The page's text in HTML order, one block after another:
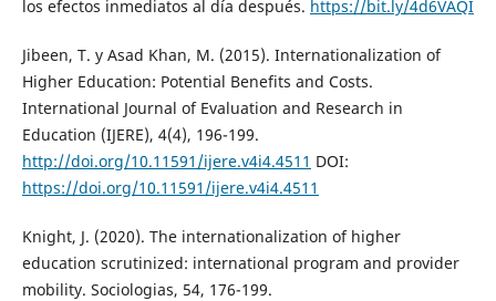
los efectos inmediatos al día después. https://bit.ly/4d6VAQI
Jibeen, T. y Asad Khan, M. (2015). Internationalization of
Higher Education: Potential Benefits and Costs.
International Journal of Evaluation and Research in
Education (IJERE), 4(4), 196-199.
http://doi.org/10.11591/ijere.v4i4.4511 DOI:
https://doi.org/10.11591/ijere.v4i4.4511
Knight, J. (2020). The internationalization of higher
education scrutinized: international program and provider
mobility. Sociologias, 54, 176-199.